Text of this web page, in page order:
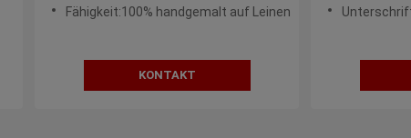
Fähigkeit:100% handgemalt auf Leinen
KONTAKT